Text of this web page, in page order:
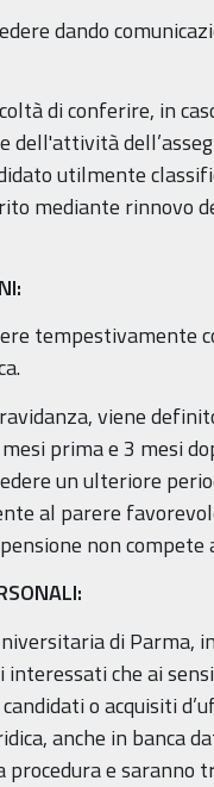
dando
di conferire, in
dell'attività
utilmente
mediante rinnovo
tempestivamente
viene
prima e 3 mesi
un ulteriore
al parere
non
di Parma,
che ai
o acquisiti
anche in banca
procedura e